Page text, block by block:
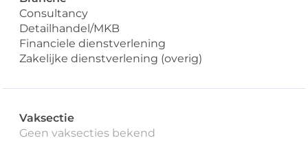
Consultancy
Detailhandel/MKB
Financiele dienstverlening
Zakelijke dienstverlening (overig)
Vaksectie
Geen vaksecties bekend